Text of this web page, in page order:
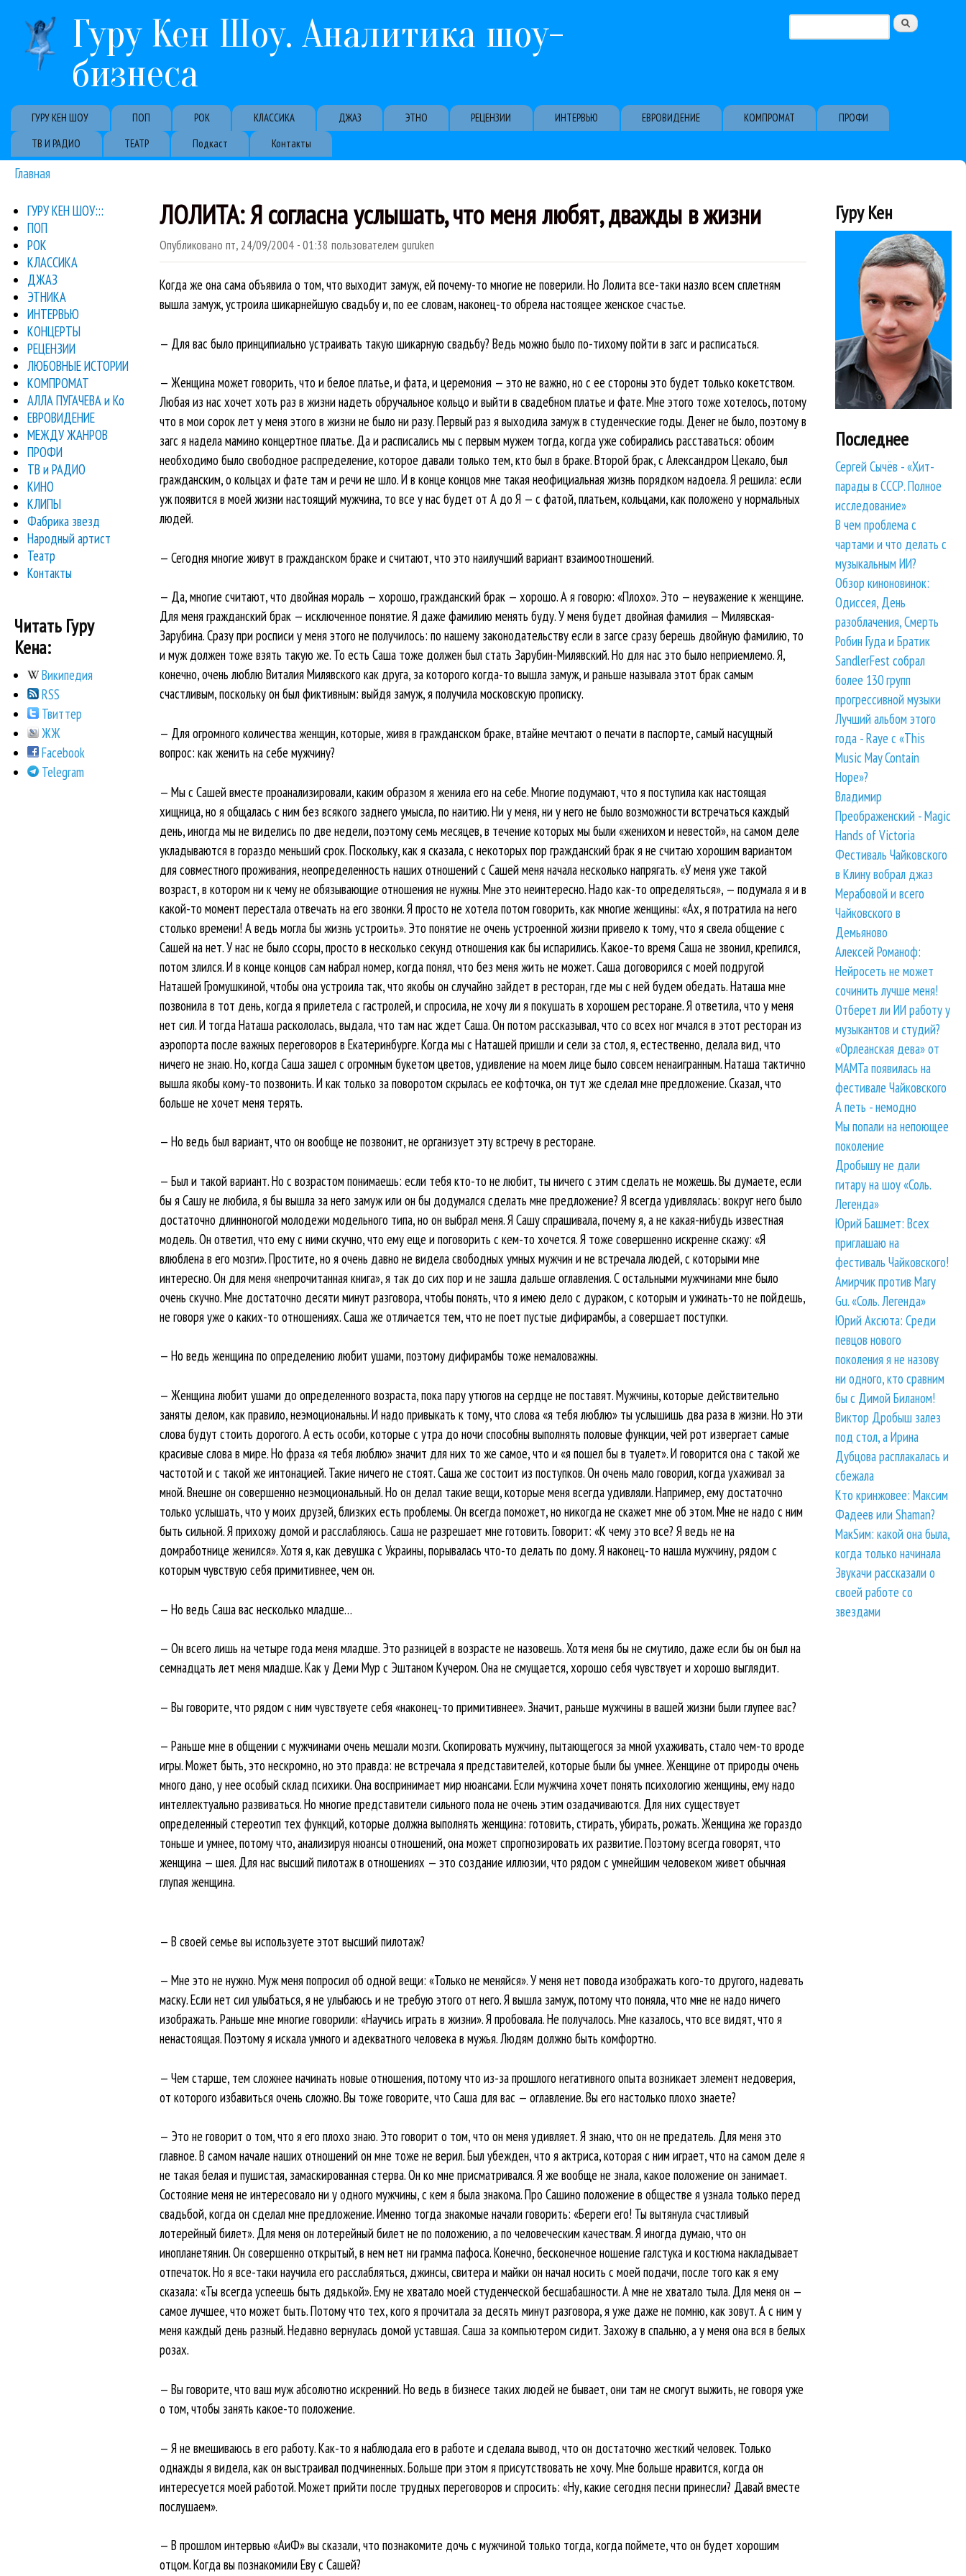
Гуру Кен Шоу. Аналитика шоу-
бизнеса
Форма поиска
Primary links
ГУРУ КЕН ШОУ ПОП РОК КЛАССИКА ДЖАЗ ЭТНО РЕЦЕНЗИИ ИНТЕРВЬЮ ЕВРОВИДЕНИЕ КОМПРОМАТ
ПРОФИ
ТВ И РАДИО
ТЕАТР Подкаст Контакты
Вы здесь
Главная
ЛОЛИТА: Я согласна услышать, что меня любят, дважды в жизни
Опубликовано пт, 24/09/2004 - 01:38 пользователем guruken
Когда же она сама объявила о том, что выходит замуж, ей почему-то многие не поверили. Но Лолита все-таки назло всем сплетням
вышла замуж, устроила шикарнейшую свадьбу и, по ее словам, наконец-то обрела настоящее женское счастье.
— Для вас было принципиально устраивать такую шикарную свадьбу? Ведь можно было по-тихому пойти в загс и расписаться.
— Женщина может говорить, что и белое платье, и фата, и церемония — это не важно, но с ее стороны это будет только кокетством.
Любая из нас хочет хоть раз в жизни надеть обручальное кольцо и выйти в свадебном платье и фате. Мне этого тоже хотелось, потому
что в мои сорок лет у меня этого в жизни не было ни разу. Первый раз я выходила замуж в студенческие годы. Денег не было, поэтому в
загс я надела мамино концертное платье. Да и расписались мы с первым мужем тогда, когда уже собирались расставаться: обоим
необходимо было свободное распределение, которое давали только тем, кто был в браке. Второй брак, с Александром Цекало, был
гражданским, о кольцах и фате там и речи не шло. И в конце концов мне такая неофициальная жизнь порядком надоела. Я решила: если
уж появится в моей жизни настоящий мужчина, то все у нас будет от А до Я — с фатой, платьем, кольцами, как положено у нормальных
людей.
— Сегодня многие живут в гражданском браке и считают, что это наилучший вариант взаимоотношений.
— Да, многие считают, что двойная мораль — хорошо, гражданский брак — хорошо. А я говорю: «Плохо». Это — неуважение к женщине.
Для меня гражданский брак — исключенное понятие. Я даже фамилию менять буду. У меня будет двойная фамилия — Милявская-
Зарубина. Сразу при росписи у меня этого не получилось: по нашему законодательству если в загсе сразу берешь двойную фамилию, то
и муж должен тоже взять такую же. То есть Саша тоже должен был стать Зарубин-Милявский. Но для нас это было неприемлемо. Я,
конечно, очень люблю Виталия Милявского как друга, за которого когда-то вышла замуж, и раньше называла этот брак самым
счастливым, поскольку он был фиктивным: выйдя замуж, я получила московскую прописку.
— Для огромного количества женщин, которые, живя в гражданском браке, втайне мечтают о печати в паспорте, самый насущный
вопрос: как женить на себе мужчину?
— Мы с Сашей вместе проанализировали, каким образом я женила его на себе. Многие подумают, что я поступила как настоящая
хищница, но я общалась с ним без всякого заднего умысла, по наитию. Ни у меня, ни у него не было возможности встречаться каждый
день, иногда мы не виделись по две недели, поэтому семь месяцев, в течение которых мы были «женихом и невестой», на самом деле
укладываются в гораздо меньший срок. Поскольку, как я сказала, с некоторых пор гражданский брак я не считаю хорошим вариантом
для совместного проживания, неопределенность наших отношений с Сашей меня начала несколько напрягать. «У меня уже такой
возраст, в котором ни к чему не обязывающие отношения не нужны. Мне это неинтересно. Надо как-то определяться», — подумала я и в
какой-то момент перестала отвечать на его звонки. Я просто не хотела потом говорить, как многие женщины: «Ах, я потратила на него
столько времени! А ведь могла бы жизнь устроить». Это понятие не очень устроенной жизни привело к тому, что я свела общение с
Сашей на нет. У нас не было ссоры, просто в несколько секунд отношения как бы испарились. Какое-то время Саша не звонил, крепился,
потом злился. И в конце концов сам набрал номер, когда понял, что без меня жить не может. Саша договорился с моей подругой
Наташей Громушкиной, чтобы она устроила так, что якобы он случайно зайдет в ресторан, где мы с ней будем обедать. Наташа мне
позвонила в тот день, когда я прилетела с гастролей, и спросила, не хочу ли я покушать в хорошем ресторане. Я ответила, что у меня
нет сил. И тогда Наташа раскололась, выдала, что там нас ждет Саша. Он потом рассказывал, что со всех ног мчался в этот ресторан из
аэропорта после важных переговоров в Екатеринбурге. Когда мы с Наташей пришли и сели за стол, я, естественно, делала вид, что
ничего не знаю. Но, когда Саша зашел с огромным букетом цветов, удивление на моем лице было совсем ненаигранным. Наташа тактично
вышла якобы кому-то позвонить. И как только за поворотом скрылась ее кофточка, он тут же сделал мне предложение. Сказал, что
больше не хочет меня терять.
— Но ведь был вариант, что он вообще не позвонит, не организует эту встречу в ресторане.
— Был и такой вариант. Но с возрастом понимаешь: если тебя кто-то не любит, ты ничего с этим сделать не можешь. Вы думаете, если
бы я Сашу не любила, я бы вышла за него замуж или он бы додумался сделать мне предложение? Я всегда удивлялась: вокруг него было
достаточно длинноногой молодежи модельного типа, но он выбрал меня. Я Сашу спрашивала, почему я, а не какая-нибудь известная
модель. Он ответил, что ему с ними скучно, что ему еще и поговорить с кем-то хочется. Я тоже совершенно искренне скажу: «Я
влюблена в его мозги». Простите, но я очень давно не видела свободных умных мужчин и не встречала людей, с которыми мне
интересно. Он для меня «непрочитанная книга», я так до сих пор и не зашла дальше оглавления. С остальными мужчинами мне было
очень скучно. Мне достаточно десяти минут разговора, чтобы понять, что я имею дело с дураком, с которым и ужинать-то не пойдешь,
не говоря уже о каких-то отношениях. Саша же отличается тем, что не поет пустые дифирамбы, а совершает поступки.
— Но ведь женщина по определению любит ушами, поэтому дифирамбы тоже немаловажны.
— Женщина любит ушами до определенного возраста, пока пару утюгов на сердце не поставят. Мужчины, которые действительно
заняты делом, как правило, неэмоциональны. И надо привыкать к тому, что слова «я тебя люблю» ты услышишь два раза в жизни. Но эти
слова будут стоить дорогого. А есть особи, которые с утра до ночи способны выполнять половые функции, чей рот извергает самые
красивые слова в мире. Но фраза «я тебя люблю» значит для них то же самое, что и «я пошел бы в туалет». И говорится она с такой же
частотой и с такой же интонацией. Такие ничего не стоят. Саша же состоит из поступков. Он очень мало говорил, когда ухаживал за
мной. Внешне он совершенно неэмоциональный. Но он делал такие вещи, которые меня всегда удивляли. Например, ему достаточно
только услышать, что у моих друзей, близких есть проблемы. Он всегда поможет, но никогда не скажет мне об этом. Мне не надо с ним
быть сильной. Я прихожу домой и расслабляюсь. Саша не разрешает мне готовить. Говорит: «К чему это все? Я ведь не на
домработнице женился». Хотя я, как девушка с Украины, порывалась что-то делать по дому. Я наконец-то нашла мужчину, рядом с
которым чувствую себя примитивнее, чем он.
— Но ведь Саша вас несколько младше…
— Он всего лишь на четыре года меня младше. Это разницей в возрасте не назовешь. Хотя меня бы не смутило, даже если бы он был на
семнадцать лет меня младше. Как у Деми Мур с Эштаном Кучером. Она не смущается, хорошо себя чувствует и хорошо выглядит.
— Вы говорите, что рядом с ним чувствуете себя «наконец-то примитивнее». Значит, раньше мужчины в вашей жизни были глупее вас?
— Раньше мне в общении с мужчинами очень мешали мозги. Скопировать мужчину, пытающегося за мной ухаживать, стало чем-то вроде
игры. Может быть, это нескромно, но это правда: не встречала я представителей, которые были бы умнее. Женщине от природы очень
много дано, у нее особый склад психики. Она воспринимает мир нюансами. Если мужчина хочет понять психологию женщины, ему надо
интеллектуально развиваться. Но многие представители сильного пола не очень этим озадачиваются. Для них существует
определенный стереотип тех функций, которые должна выполнять женщина: готовить, стирать, убирать, рожать. Женщина же гораздо
тоньше и умнее, потому что, анализируя нюансы отношений, она может спрогнозировать их развитие. Поэтому всегда говорят, что
женщина — шея. Для нас высший пилотаж в отношениях — это создание иллюзии, что рядом с умнейшим человеком живет обычная
глупая женщина.
— В своей семье вы используете этот высший пилотаж?
— Мне это не нужно. Муж меня попросил об одной вещи: «Только не меняйся». У меня нет повода изображать кого-то другого, надевать
маску. Если нет сил улыбаться, я не улыбаюсь и не требую этого от него. Я вышла замуж, потому что поняла, что мне не надо ничего
изображать. Раньше мне многие говорили: «Научись играть в жизни». Я пробовала. Не получалось. Мне казалось, что все видят, что я
ненастоящая. Поэтому я искала умного и адекватного человека в мужья. Людям должно быть комфортно.
— Чем старше, тем сложнее начинать новые отношения, потому что из-за прошлого негативного опыта возникает элемент недоверия,
от которого избавиться очень сложно. Вы тоже говорите, что Саша для вас — оглавление. Вы его настолько плохо знаете?
— Это не говорит о том, что я его плохо знаю. Это говорит о том, что он меня удивляет. Я знаю, что он не предатель. Для меня это
главное. В самом начале наших отношений он мне тоже не верил. Был убежден, что я актриса, которая с ним играет, что на самом деле я
не такая белая и пушистая, замаскированная стерва. Он ко мне присматривался. Я же вообще не знала, какое положение он занимает.
Состояние меня не интересовало ни у одного мужчины, с кем я была знакома. Про Сашино положение в обществе я узнала только перед
свадьбой, когда он сделал мне предложение. Именно тогда знакомые начали говорить: «Береги его! Ты вытянула счастливый
лотерейный билет». Для меня он лотерейный билет не по положению, а по человеческим качествам. Я иногда думаю, что он
инопланетянин. Он совершенно открытый, в нем нет ни грамма пафоса. Конечно, бесконечное ношение галстука и костюма накладывает
отпечаток. Но я все-таки научила его расслабляться, джинсы, свитера и майки он начал носить с моей подачи, после того как я ему
сказала: «Ты всегда успеешь быть дядькой». Ему не хватало моей студенческой бесшабашности. А мне не хватало тыла. Для меня он —
самое лучшее, что может быть. Потому что тех, кого я прочитала за десять минут разговора, я уже даже не помню, как зовут. А с ним у
меня каждый день разный. Недавно вернулась домой уставшая. Саша за компьютером сидит. Захожу в спальню, а у меня она вся в белых
розах.
— Вы говорите, что ваш муж абсолютно искренний. Но ведь в бизнесе таких людей не бывает, они там не смогут выжить, не говоря уже
о том, чтобы занять какое-то положение.
— Я не вмешиваюсь в его работу. Как-то я наблюдала его в работе и сделала вывод, что он достаточно жесткий человек. Только
однажды я видела, как он выстраивал подчиненных. Больше при этом я присутствовать не хочу. Мне больше нравится, когда он
интересуется моей работой. Может прийти после трудных переговоров и спросить: «Ну, какие сегодня песни принесли? Давай вместе
послушаем».
— В прошлом интервью «АиФ» вы сказали, что познакомите дочь с мужчиной только тогда, когда поймете, что он будет хорошим
отцом. Когда вы познакомили Еву с Сашей?
ГУРУ КЕН ШОУ:::
ПОП
РОК
КЛАССИКА
ДЖАЗ
ЭТНИКА
ИНТЕРВЬЮ
КОНЦЕРТЫ
РЕЦЕНЗИИ
ЛЮБОВНЫЕ ИСТОРИИ
КОМПРОМАТ
АЛЛА ПУГАЧЕВА и Ко
ЕВРОВИДЕНИЕ
МЕЖДУ ЖАНРОВ
ПРОФИ
ТВ и РАДИО
КИНО
КЛИПЫ
Фабрика звезд
Народный артист
Театр
Контакты
Читать Гуру
Кена:
Википедия
RSS
Твиттер
ЖЖ
Facebook
Telegram
Гуру Кен
Последнее
Сергей Сычёв - «Хит-
парады в СССР. Полное
исследование»
В чем проблема с
чартами и что делать с
музыкальным ИИ?
Обзор киноновинок:
Одиссея, День
разоблачения, Смерть
Робин Гуда и Братик
SandlerFest собрал
более 130 групп
прогрессивной музыки
Лучший альбом этого
года - Raye с «This
Music May Contain
Hope»?
Владимир
Преображенский - Magic
Hands of Victoria
Фестиваль Чайковского
в Клину вобрал джаз
Мерабовой и всего
Чайковского в
Демьяново
Алексей Романоф:
Нейросеть не может
сочинить лучше меня!
Отберет ли ИИ работу у
музыкантов и студий?
«Орлеанская дева» от
МАМТа появилась на
фестивале Чайковского
А петь - немодно
Мы попали на непоющее
поколение
Дробышу не дали
гитару на шоу «Соль.
Легенда»
Юрий Башмет: Всех
приглашаю на
фестиваль Чайковского!
Амирчик против Mary
Gu. «Соль. Легенда»
Юрий Аксюта: Среди
певцов нового
поколения я не назову
ни одного, кто сравним
бы с Димой Биланом!
Виктор Дробыш залез
под стол, а Ирина
Дубцова расплакалась и
сбежала
Кто кринжовее: Максим
Фадеев или Shaman?
МакSим: какой она была,
когда только начинала
Звукачи рассказали о
своей работе со
звездами